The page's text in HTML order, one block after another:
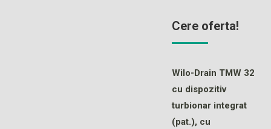
Cere oferta!
Wilo-Drain TMW 32
cu dispozitiv
turbionar integrat
(pat.), cu